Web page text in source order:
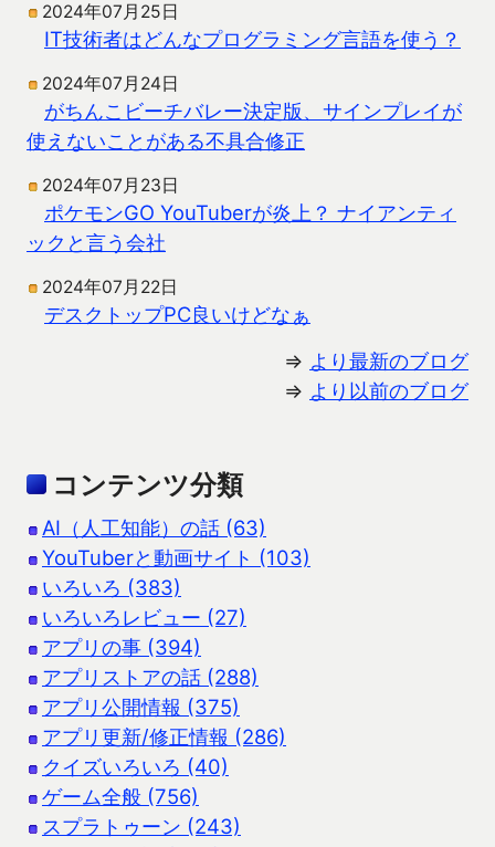
2024年07月25日
IT技術者はどんなプログラミング言語を使う？
2024年07月24日
がちんこビーチバレー決定版、サインプレイが
使えないことがある不具合修正
2024年07月23日
ポケモンGO YouTuberが炎上？ ナイアンティ
ックと言う会社
2024年07月22日
デスクトップPC良いけどなぁ
⇒ より最新のブログ
⇒ より以前のブログ
コンテンツ分類
AI（人工知能）の話 (63)
YouTuberと動画サイト (103)
いろいろ (383)
いろいろレビュー (27)
アプリの事 (394)
アプリストアの話 (288)
アプリ公開情報 (375)
アプリ更新/修正情報 (286)
クイズいろいろ (40)
ゲーム全般 (756)
スプラトゥーン (243)